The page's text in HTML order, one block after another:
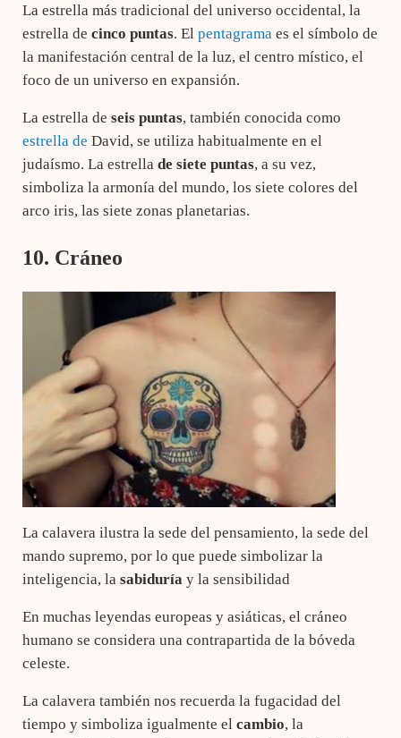
La estrella más tradicional del universo occidental, la
estrella de cinco puntas. El pentagramaes el símbolo de
la manifestación central de la luz, el centro místico, el
foco de un universo en expansión.
La estrella de seis puntas, también conocida como
estrella de David, se utiliza habitualmente en el
judaísmo. La estrella de siete puntas, a su vez,
simboliza la armonía del mundo, los siete colores del
arco iris, las siete zonas planetarias.
10. Cráneo
La calavera ilustra la sede del pensamiento, la sede del
mando supremo, por lo que puede simbolizar la
inteligencia, la sabiduríay la sensibilidad
En muchas leyendas europeas y asiáticas, el cráneo
humano se considera una contrapartida de la bóveda
celeste.
La calavera también nos recuerda la fugacidad del
tiempo y simboliza igualmente elcambio, la